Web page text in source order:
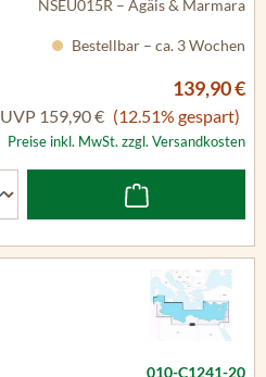
NSEU015R – Ägäis & Marmara
Bestellbar – ca. 3 Wochen
139,90 €
UVP 159,90 € (12.51% gespart)
Preise inkl. MwSt. zzgl. Versandkosten
010-C1241-20